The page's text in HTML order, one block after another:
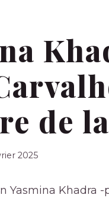
de
2025
Yasmina Khadra